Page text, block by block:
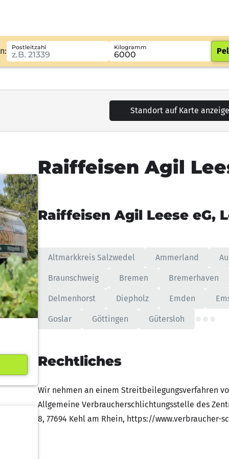
Postleitzahl Kilogramm
Standort auf Karte
Raiffeisen Agil
Raiffeisen Agil Leese eG,
Altmarkkreis Salzwedel Ammerland
Braunschweig Bremen Bremerhaven
Delmenhorst Diepholz Emden
Goslar Göttingen Gütersloh
Rechtliches
Wir nehmen an einem Streitbeilegungsverfahren
Allgemeine Verbraucherschlichtungsstelle des
8, 77694 Kehl am Rhein, https://www.verbraucher-